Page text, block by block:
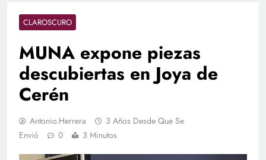
CLAROSCURO
MUNA expone piezas
descubiertas en Joya de
Cerén
Antonio.herrera
3 Años Desde Que Se
Envió
0 3 Minutos